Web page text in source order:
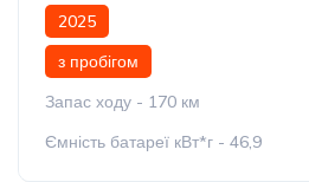
2025
з пробігом
Запас ходу - 170 км
Ємність батареї кВт*г - 46,9